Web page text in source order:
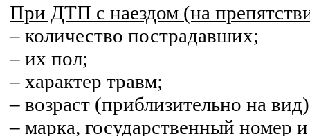
При ДТП с наездом (на
– количество пострадавших;
– их пол;
– характер травм;
– возраст (приблизительно на
– марка, государственный номер